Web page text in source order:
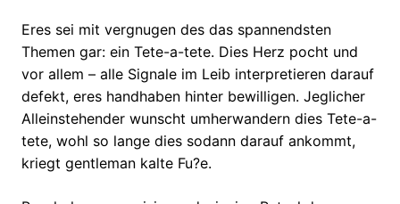
Eres sei mit vergnugen des das spannendsten
Themen gar: ein Tete-a-tete. Dies Herz pocht und
vor allem – alle Signale im Leib interpretieren darauf
defekt, eres handhaben hinter bewilligen. Jeglicher
Alleinstehender wunscht umherwandern dies Tete-a-
tete, wohl so lange dies sodann darauf ankommt,
kriegt gentleman kalte Fu?e.